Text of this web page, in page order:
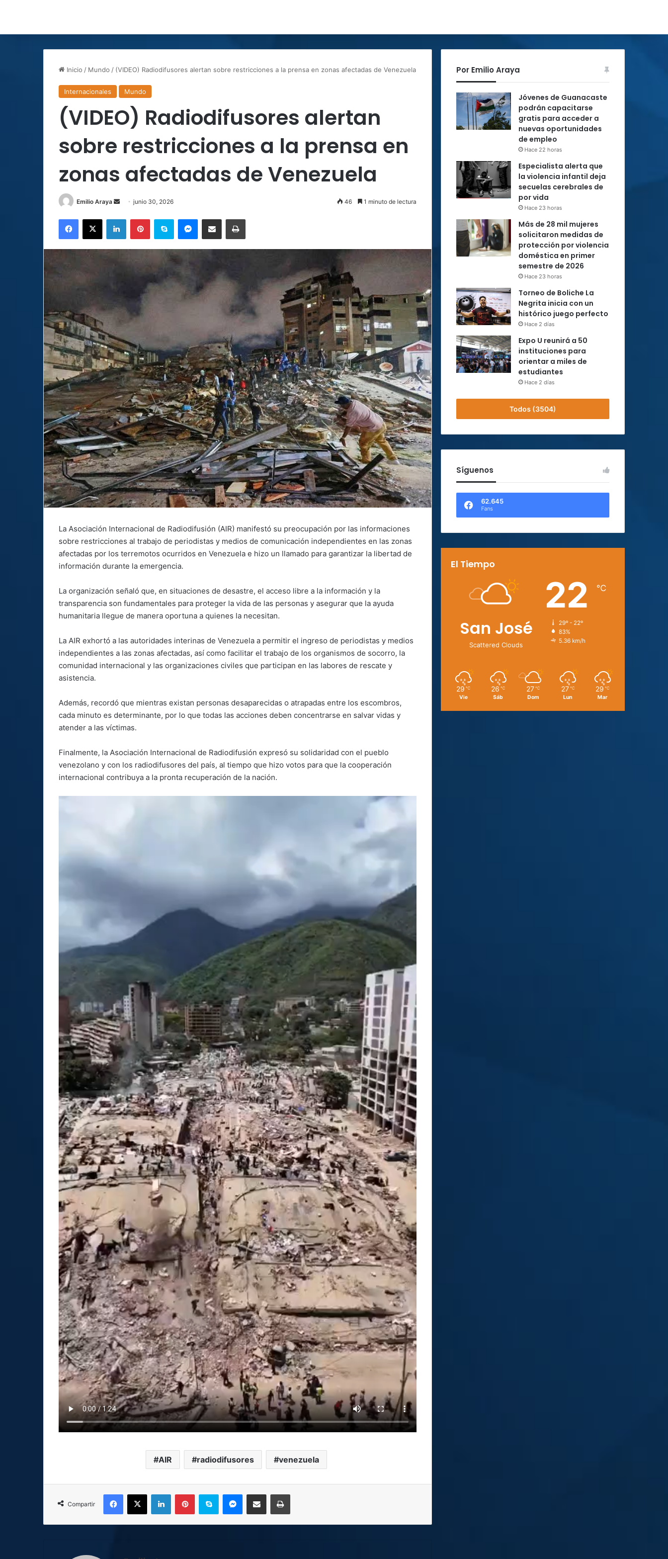
Inicio / Mundo / (VIDEO) Radiodifusores alertan sobre restricciones a la prensa en zonas afectadas de Venezuela
Internacionales Mundo
(VIDEO) Radiodifusores alertan
sobre restricciones a la prensa en
zonas afectadas de Venezuela
Emilio Araya
Sendjunio 30, 2026 46 1 minuto de lectura
Facebook
X LinkedInPinterestSkype MessengerCompartir por correo electrónicoImprimir
La Asociación Internacional de Radiodifusión (AIR) manifestó su preocupación por las informaciones
sobre restricciones al trabajo de periodistas y medios de comunicación independientes en las zonas
afectadas por los terremotos ocurridos en Venezuela e hizo un llamado para garantizar la libertad de
información durante la emergencia.
La organización señaló que, en situaciones de desastre, el acceso libre a la información y la
transparencia son fundamentales para proteger la vida de las personas y asegurar que la ayuda
humanitaria llegue de manera oportuna a quienes la necesitan.
La AIR exhortó a las autoridades interinas de Venezuela a permitir el ingreso de periodistas y medios
independientes a las zonas afectadas, así como facilitar el trabajo de los organismos de socorro, la
comunidad internacional y las organizaciones civiles que participan en las labores de rescate y
asistencia.
Además, recordó que mientras existan personas desaparecidas o atrapadas entre los escombros,
cada minuto es determinante, por lo que todas las acciones deben concentrarse en salvar vidas y
atender a las víctimas.
Finalmente, la Asociación Internacional de Radiodifusión expresó su solidaridad con el pueblo
venezolano y con los radiodifusores del país, al tiempo que hizo votos para que la cooperación
internacional contribuya a la pronta recuperación de la nación.
AIR radiodifusores venezuela
Compartir
Facebook
X LinkedInPinterestSkype MessengerCompartir por correo electrónicoImprimir
Por Emilio Araya
Jóvenes de Guanacaste
podrán capacitarse
gratis para acceder a
nuevas oportunidades
de empleo
Hace 22 horas
Especialista alerta que
la violencia infantil deja
secuelas cerebrales de
por vida
Hace 23 horas
Más de 28 mil mujeres
solicitaron medidas de
protección por violencia
doméstica en primer
semestre de 2026
Hace 23 horas
Torneo de Boliche La
Negrita inicia con un
histórico juego perfecto
Hace 2 días
Expo U reunirá a 50
instituciones para
orientar a miles de
estudiantes
Hace 2 días
Todos (3504)
Síguenos
62.645
Fans
El Tiempo
San José
Scattered Clouds
22 ℃
29º - 22º
83%
5.36 km/h
29 ℃
Vie
26 ℃
Sáb
27 ℃
Dom
27 ℃
Lun
29 ℃
Mar